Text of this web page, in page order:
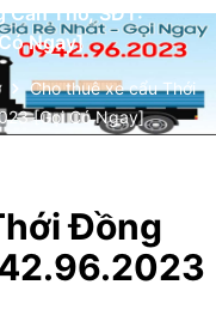
Cần Thơ, SĐT:
Ngay]
Cho thuê xe cẩu Thới
[Gọi Có Ngay]
Đồng